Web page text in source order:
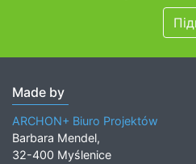
Made by
ARCHON+ Biuro Projektów
Barbara Mendel,
32-400 Myślenice